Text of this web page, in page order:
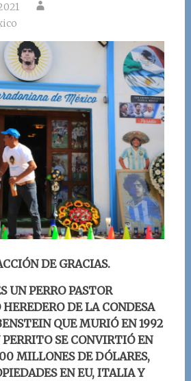
DE GRACIAS.
UN PERRO PASTOR
DE LA CONDESA
QUE MURIÓ EN 1992
SE CONVIRTIÓ EN
MILLONES DE DÓLARES,
EN EU, ITALIA Y